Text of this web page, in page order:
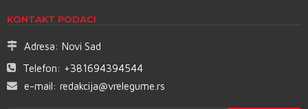
KONTAKT PODACI
Adresa: Novi Sad
Telefon: +381694394544
e-mail: redakcija@vrelegume.rs